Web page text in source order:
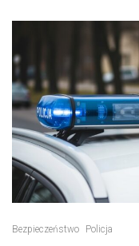
Bezpieczeństwo Policja